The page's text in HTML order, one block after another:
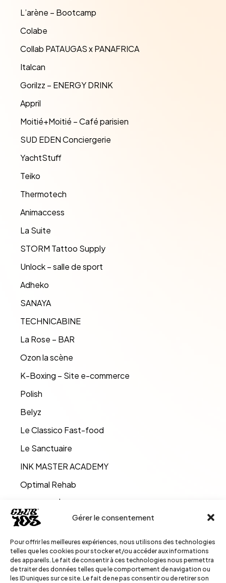
Gérer le consentement
Pour offrir les meilleures expériences, nous utilisons des technologies
telles que les cookies pour stocker et/ou accéder aux informations
des appareils. Le fait de consentir à ces technologies nous permettra
de traiter des données telles que le comportement de navigation ou
les ID uniques sur ce site. Le fait de ne pas consentir ou de retirer son
L’arène – Bootcamp
Colabe
Collab PATAUGAS x PANAFRICA
Italcan
Gorilzz – ENERGY DRINK
Appril
Moitié+Moitié – Café parisien
SUD EDEN Conciergerie
YachtStuff
Teiko
Thermotech
Animaccess
La Suite
STORM Tattoo Supply
Unlock – salle de sport
Adheko
SANAYA
TECHNICABINE
La Rose – BAR
Ozon la scène
K-Boxing – Site e-commerce
Polish
Belyz
Le Classico Fast-food
Le Sanctuaire
INK MASTER ACADEMY
Optimal Rehab
Figescom | Expert-comptable
EHPAD Bellisa
CheckLift
REZ Coach
Kaza Kuzco